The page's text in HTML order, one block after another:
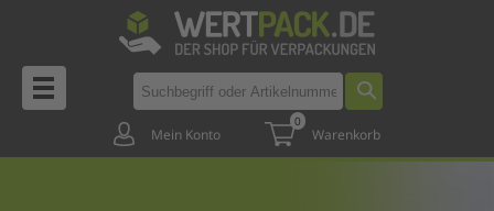
Mein Konto
0
Warenkorb